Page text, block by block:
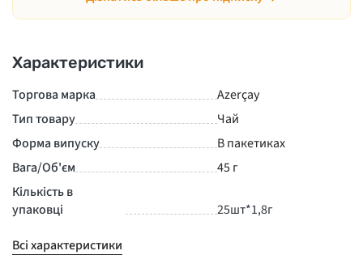
Характеристики
Торгова марка
Azerçay
Тип товару
Чай
Форма випуску
В пакетиках
Вага/Об'єм
45 г
Кількість в
упаковці
25шт*1,8г
Всі характеристики